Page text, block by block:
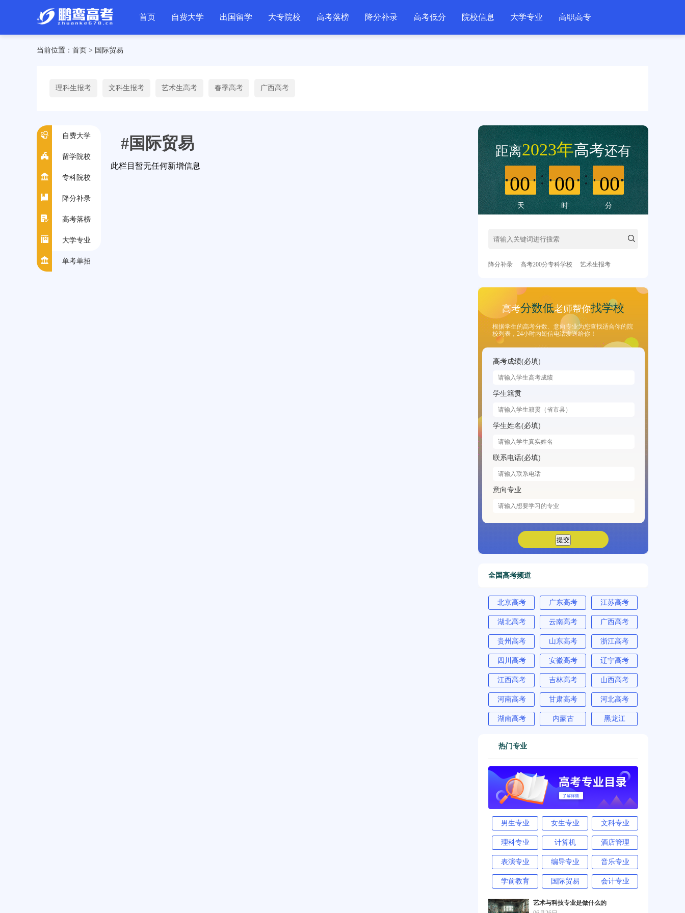
首页 自费大学 出国留学 大专院校 高考落榜 降分补录 高考低分 院校信息 大学专业 高职高专
当前位置： 首页 > 国际贸易
理科生报考 文科生报考 艺术生高考 春季高考 广西高考
自费大学
留学院校
专科院校
降分补录
高考落榜
大学专业
单考单招
#国际贸易
此栏目暂无任何新增信息
距离2023年高考还有
00 00 00
天 时 分
降分补录 高考200分专科学校 艺术生报考
高考分数低老师帮你找学校
根据学生的高考分数、意向专业为您查找适合你的院
校列表，24小时内短信电话发送给你！
高考成绩(必填)
学生籍贯
学生姓名(必填)
联系电话(必填)
意向专业
全国高考频道
北京高考 广东高考 江苏高考
湖北高考 云南高考 广西高考
贵州高考 山东高考 浙江高考
四川高考 安徽高考 辽宁高考
江西高考 吉林高考 山西高考
河南高考 甘肃高考 河北高考
湖南高考 内蒙古 黑龙江
热门专业
男生专业 女生专业 文科专业
理科专业 计算机 酒店管理
表演专业 编导专业 音乐专业
学前教育 国际贸易 会计专业
艺术与科技专业是做什么的